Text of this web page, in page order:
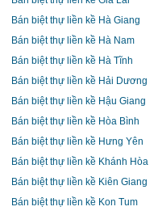
Bán biệt thự liền kề Hà Giang
Bán biệt thự liền kề Hà Nam
Bán biệt thự liền kề Hà Tĩnh
Bán biệt thự liền kề Hải Dương
Bán biệt thự liền kề Hậu Giang
Bán biệt thự liền kề Hòa Bình
Bán biệt thự liền kề Hưng Yên
Bán biệt thự liền kề Khánh Hòa
Bán biệt thự liền kề Kiên Giang
Bán biệt thự liền kề Kon Tum